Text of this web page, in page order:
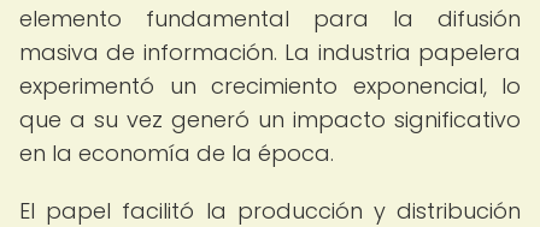
elemento fundamental para la difusión
masiva de información. La industria papelera
experimentó un crecimiento exponencial, lo
que a su vez generó un impacto significativo
en la economía de la época.
El papel facilitó la producción y distribución